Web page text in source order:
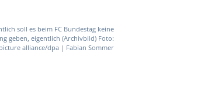
soll es beim FC Bundestag keine
geben, eigentlich (Archivbild) Foto:
picture alliance/dpa | Fabian Sommer